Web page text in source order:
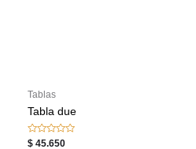
Tablas
Tabla due
Valorado
$ 45.650